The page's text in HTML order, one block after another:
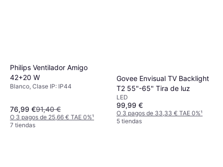
Philips Ventilador Amigo
42+20 W
Blanco, Clase IP: IP44
76,99 €91,40 €
O 3 pagos de 25,66 € TAE 0%¹
7 tiendas
Govee Envisual TV Backlight
T2 55"-65" Tira de luz
LED
99,99 €
O 3 pagos de 33,33 € TAE 0%¹
5 tiendas